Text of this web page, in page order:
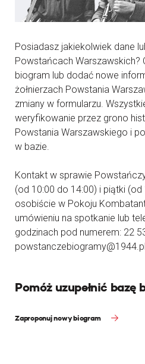
Posiadasz jakiekolwiek dane
Powstańcach Warszawskich?
biogram lub dodać nowe
żołnierzach Powstania
zmiany w formularzu.
weryfikowanie przez grono
Powstania Warszawskiego i
w bazie.
Kontakt w sprawie
(od 10:00 do 14:00) i piątki (od
osobiście w Pokoju
umówieniu na spotkanie lub
godzinach pod numerem: 22
Pomóż uzupełnić bazę
Zaproponuj nowy biogram